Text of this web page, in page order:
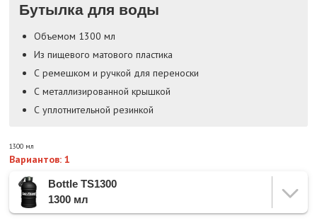
Бутылка для воды
Объемом 1300 мл
Из пищевого матового пластика
С ремешком и ручкой для переноски
С металлизированной крышкой
С уплотнительной резинкой
1300 мл
Вариантов: 1
Bottle TS1300
1300 мл